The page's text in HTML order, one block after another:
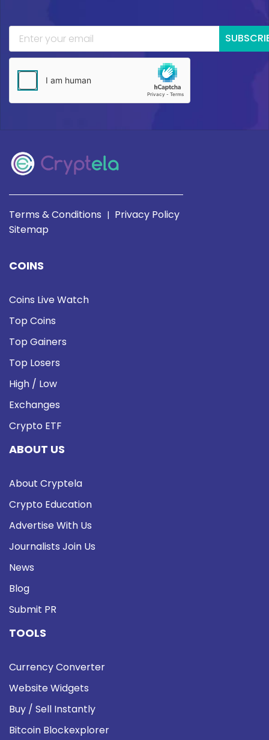
Terms & Conditions | Privacy Policy
Sitemap
COINS
Coins Live Watch
Top Coins
Top Gainers
Top Losers
High / Low
Exchanges
Crypto ETF
ABOUT US
About Cryptela
Crypto Education
Advertise With Us
Journalists Join Us
News
Blog
Submit PR
TOOLS
Currency Converter
Website Widgets
Buy / Sell Instantly
Bitcoin Blockexplorer